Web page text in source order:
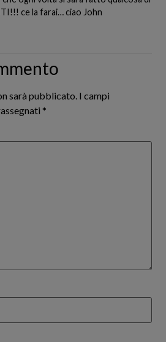
ce la farai… ciao John
sarà pubblicato. I campi
*